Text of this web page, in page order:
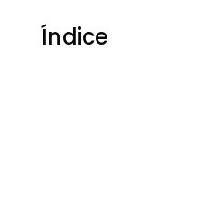
Índice